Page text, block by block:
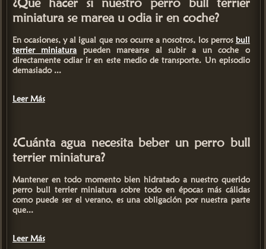
miniatura se marea u odia ir en coche?
En ocasiones, y al igual que nos ocurre a nosotros, los perros bull
terrier miniatura pueden marearse al subir a un coche o
directamente odiar ir en este medio de transporte. Un episodio
demasiado ...
Leer Más
¿Cuánta agua necesita beber un perro bull
terrier miniatura?
Mantener en todo momento bien hidratado a nuestro querido
perro bull terrier miniatura sobre todo en épocas más cálidas
como puede ser el verano, es una obligación por nuestra parte
que...
Leer Más